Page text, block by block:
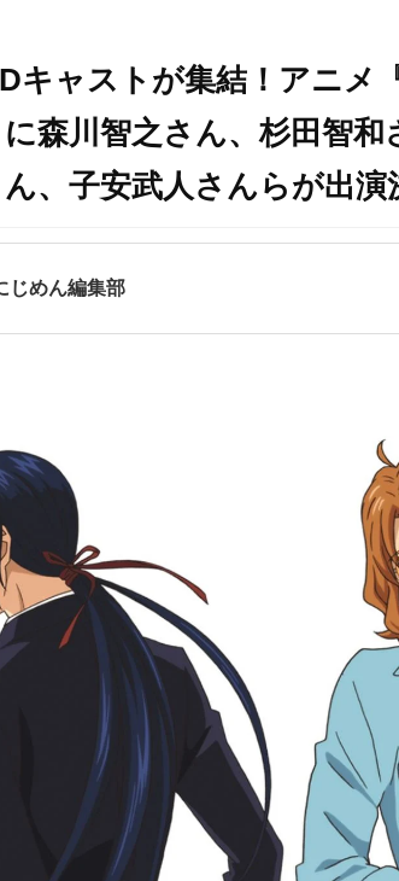
キャストが集結！アニメ
森川智之さん、杉田智
、子安武人さんらが出演
じめん編集部